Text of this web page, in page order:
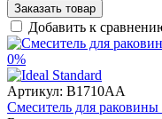
Заказать товар
Добавить к
0%
Артикул: B1710AA
Смеситель для